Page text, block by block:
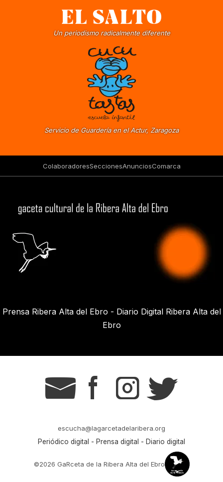
Un periodismo radicalmente diferente
Servicio de Guardería en el Actur, Zaragoza
ColaboradoresSeccionesAnunciosComarca
Prensa Ribera Alta del Ebro - Diario Digital Ribera Alta del
Ebro
g s t r
escucha@lagarcetadelaribera.org
Periódico digital - Prensa digital - Diario digital
©2026 GaRceta de la Ribera Alta del Ebro